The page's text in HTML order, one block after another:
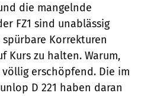
die mangelnde
FZ1 sind unablässig
Korrekturen
Kurs zu halten. Warum,
erschöpfend. Die im
D 221 haben daran